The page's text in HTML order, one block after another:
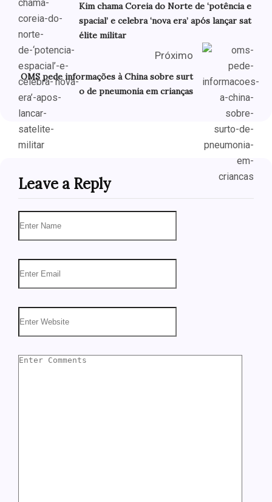
Kim chama Coreia do Norte de ‘potência e
spacial’ e celebra ‘nova era’ após lançar sat
élite militar
Próximo
OMS pede informações à China sobre surt
o de pneumonia em crianças
Leave a Reply